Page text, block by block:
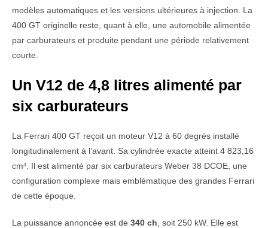
modèles automatiques et les versions ultérieures à injection. La
400 GT originelle reste, quant à elle, une automobile alimentée
par carburateurs et produite pendant une période relativement
courte.
Un V12 de 4,8 litres alimenté par
six carburateurs
La Ferrari 400 GT reçoit un moteur V12 à 60 degrés installé
longitudinalement à l’avant. Sa cylindrée exacte atteint 4 823,16
cm³. Il est alimenté par six carburateurs Weber 38 DCOE, une
configuration complexe mais emblématique des grandes Ferrari
de cette époque.
La puissance annoncée est de 340 ch , soit 250 kW. Elle est